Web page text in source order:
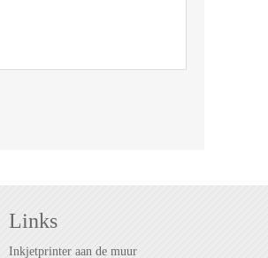
Links
Inkjetprinter aan de muur